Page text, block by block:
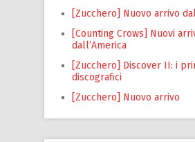
[Zucchero] Nuovo arrivo
[Counting Crows] Nuovi
dall’America
[Zucchero] Discover II: i
discografici
[Zucchero] Nuovo arrivo